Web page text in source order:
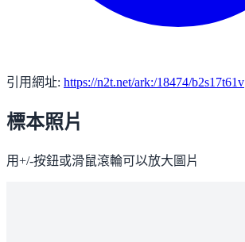
引用網址: https://n2t.net/ark:/18474/b2s17t61v
標本照片
用+/-按鈕或滑鼠滾輪可以放大圖片